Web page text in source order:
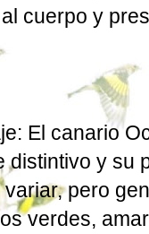
cuerpo y
El canario
distintivo y su
pero
verdes,